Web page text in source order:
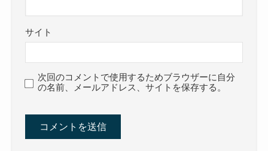
サイト
次回のコメントで使用するためブラウザーに自分
の名前、メールアドレス、サイトを保存する。